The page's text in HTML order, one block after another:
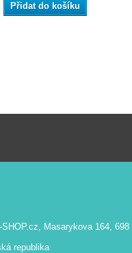
Přidat do košíku
SHOP.cz, Masarykova 164,
republika